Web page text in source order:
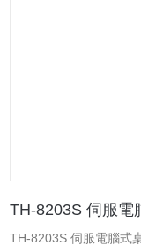
TH-8203S 伺服電
TH-8203S 伺服電腦式